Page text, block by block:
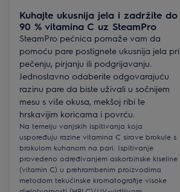
Kuhajte ukusnija jela i zadržite do
90 % vitamina C uz SteamPro
SteamPro pećnica pomaže vam da
pomoću pare postignete ukusnija jela pri
pečenju, pirjanju ili podgrijavanju.
Jednostavno odaberite odgovarajuću
razinu pare da biste uživali u sočnijem
mesu s više okusa, mekšoj ribi te
hrskavijim koricama i povrću.
Na temelju vanjskih ispitivanja koja
uspoređuju razine vitamina C sirove brokule s
brokulom kuhanom na pari. Ispitivanje
provedeno određivanjem askorbinske kiseline
(vitamin C) u prehrambenim proizvodima
metodom tekućinske kromatografije visoke